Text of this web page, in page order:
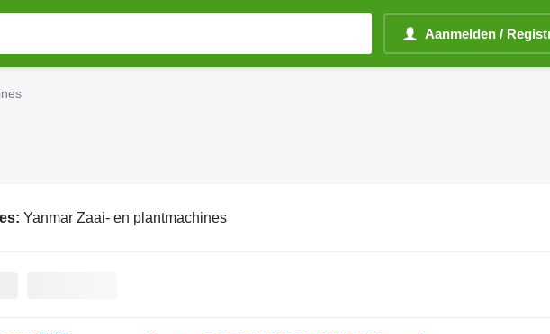
Aanmelden /
Yanmar Zaai- en plantmachines